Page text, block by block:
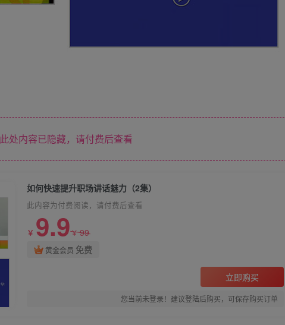
此处内容已隐藏，请付费后查看
如何快速提升职场讲话魅力（2集）
此内容为付费阅读，请付费后查看
￥ 9.9￥99
黄金会员 免费
立即购买
您当前未登录！建议登陆后购买，可保存购买订单